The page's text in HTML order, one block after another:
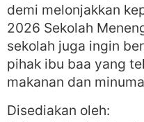
demi melonjakkan
2026 Sekolah
sekolah juga ingin
pihak ibu baa yang
makanan dan
Disediakan oleh: